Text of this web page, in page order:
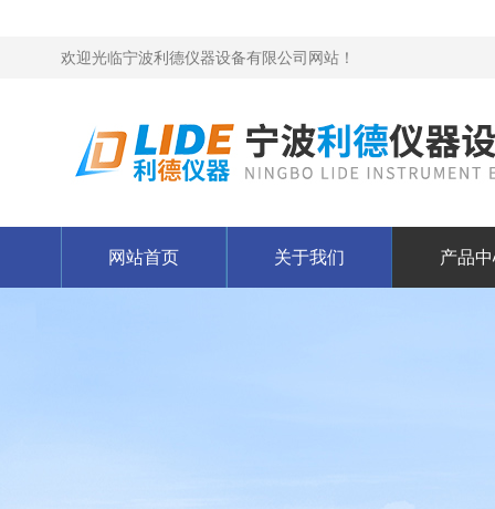
欢迎光临宁波利德仪器设备有限公司网站！
网站首页 关于我们 产品